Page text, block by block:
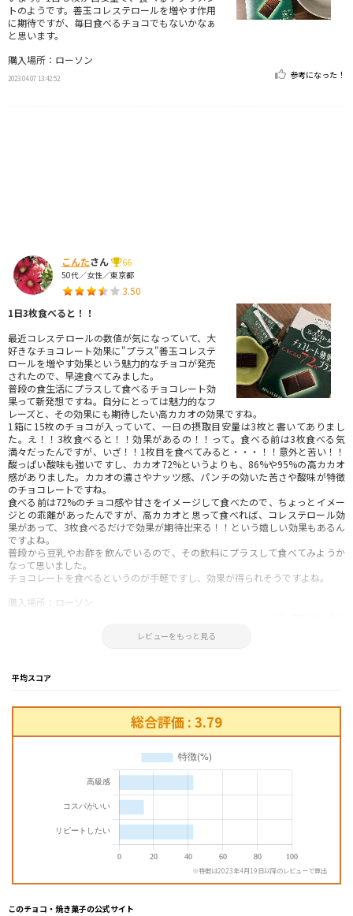
トのようです。善玉コレステロールを増やす作用
に期待ですが、毎日食べるチョコでもないかなぁ
と思います。
購入場所：ローソン
2023.04.07 13:42:52 参考になった！
こんたさん
66
50代／女性／東京都
3.50
1日3枚食べると！！
最近コレステロールの数値が気になっていて、大
好きなチョコレート効果に"プラス"善玉コレステ
ロールを増やす効果という魅力的なチョコが発売
されたので、早速食べてみました。
普段の食生活にプラスして食べるチョコレート効
果って新発想ですね。自分にとっては魅力的なフ
レーズと、その効果にも期待したい高カカオの効果ですね。
1箱に15枚のチョコが入っていて、一日の摂取目安量は3枚と書いてありまし
た。え！！3枚食べると！！効果があるの！！って。食べる前は3枚食べる気
満々だったんですが、いざ！！1枚目を食べてみると・・・！！意外と苦い！！
酸っぱい酸味も強いですし、カカオ72%というよりも、86%や95%の高カカオ
感がありました。カカオの濃さやナッツ感、パンチの効いた苦さや酸味が特徴
のチョコレートですね。
食べる前は72%のチョコ感や甘さをイメージして食べたので、ちょっとイメー
ジとの乖離があったんですが、高カカオと思って食べれば、コレステロール効
果があって、3枚食べるだけで効果が期待出来る！！という嬉しい効果もあるん
ですよね。
普段から豆乳やお酢を飲んでいるので、その飲料にプラスして食べてみようか
なって思いました。
チョコレートを食べるというのが手軽ですし、効果が得られそうですよね。
購入場所：ローソン
レビューをもっと見る
平均スコア
総合評価 : 3.79
※特徴は2023年4月19日以降のレビューで算出
このチョコ・焼き菓子の公式サイト